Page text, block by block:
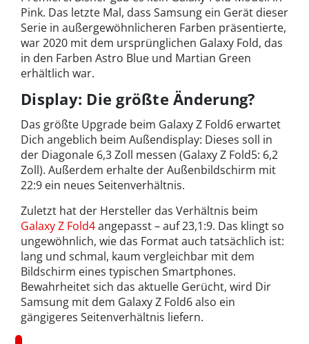
Pink. Das letzte Mal, dass Samsung ein Gerät dieser
Serie in außergewöhnlicheren Farben präsentierte,
war 2020 mit dem ursprünglichen Galaxy Fold, das
in den Farben Astro Blue und Martian Green
erhältlich war.
Display: Die größte Änderung?
Das größte Upgrade beim Galaxy Z Fold6 erwartet
Dich angeblich beim Außendisplay: Dieses soll in
der Diagonale 6,3 Zoll messen (Galaxy Z Fold5: 6,2
Zoll). Außerdem erhalte der Außenbildschirm mit
22:9 ein neues Seitenverhältnis.
Zuletzt hat der Hersteller das Verhältnis beim
Galaxy Z Fold4angepasst – auf 23,1:9. Das klingt so
ungewöhnlich, wie das Format auch tatsächlich ist:
lang und schmal, kaum vergleichbar mit dem
Bildschirm eines typischen Smartphones.
Bewahrheitet sich das aktuelle Gerücht, wird Dir
Samsung mit dem Galaxy Z Fold6 also ein
gängigeres Seitenverhältnis liefern.